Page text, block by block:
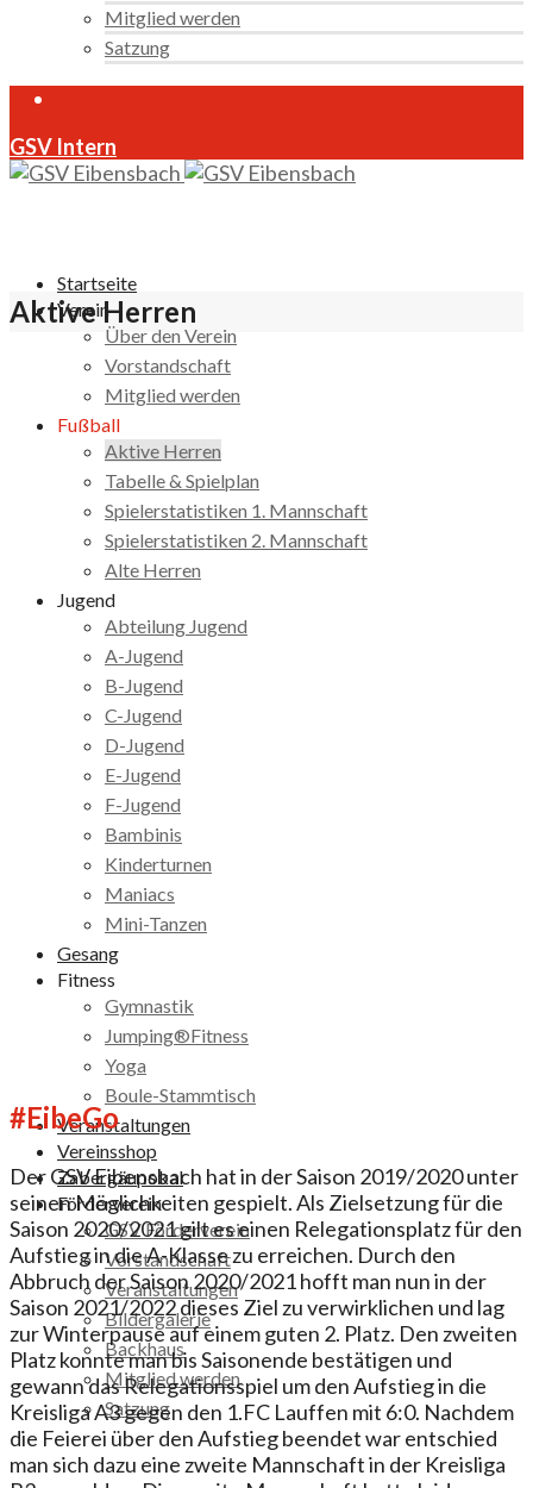
Mitglied werden
Satzung
GSV Intern
Startseite
Verein
Über den Verein
Vorstandschaft
Mitglied werden
Fußball
Aktive Herren
Tabelle & Spielplan
Spielerstatistiken 1. Mannschaft
Spielerstatistiken 2. Mannschaft
Alte Herren
Jugend
Abteilung Jugend
A-Jugend
B-Jugend
C-Jugend
D-Jugend
E-Jugend
F-Jugend
Bambinis
Kinderturnen
Maniacs
Mini-Tanzen
Gesang
Fitness
Gymnastik
Jumping®Fitness
Yoga
Boule-Stammtisch
Veranstaltungen
Vereinsshop
Zabergäupokal
Förderverein
GSV Förderverein
Vorstandschaft
Veranstaltungen
Bildergalerie
Backhaus
Mitglied werden
Satzung
Aktive Herren
#EibeGo
Der GSV Eibensbach hat in der Saison 2019/2020 unter
seinen Möglichkeiten gespielt. Als Zielsetzung für die
Saison 2020/2021 gilt es einen Relegationsplatz für den
Aufstieg in die A-Klasse zu erreichen. Durch den
Abbruch der Saison 2020/2021 hofft man nun in der
Saison 2021/2022 dieses Ziel zu verwirklichen und lag
zur Winterpause auf einem guten 2. Platz. Den zweiten
Platz konnte man bis Saisonende bestätigen und
gewann das Relegationsspiel um den Aufstieg in die
Kreisliga A3 gegen den 1.FC Lauffen mit 6:0. Nachdem
die Feierei über den Aufstieg beendet war entschied
man sich dazu eine zweite Mannschaft in der Kreisliga